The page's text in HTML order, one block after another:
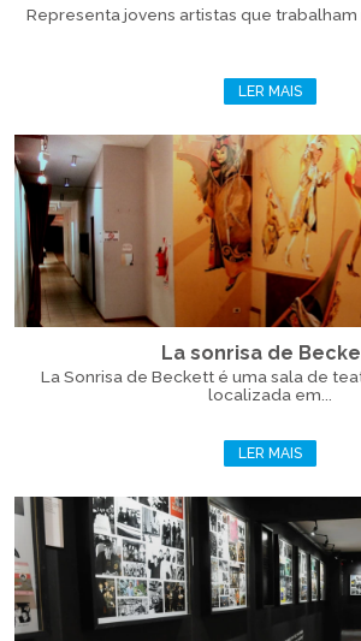
Representa jovens artistas que trabalham
LER MAIS
La sonrisa de
La Sonrisa de Beckett é uma sala de
localizada em...
LER MAIS